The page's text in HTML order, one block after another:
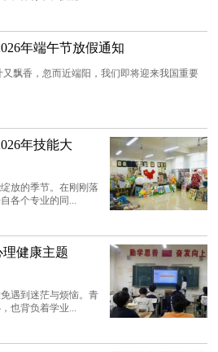
年端午节放假通知
飘香，忽而近端阳，我们即将迎来我国重要
年技能大
放的季节。在刚刚落
各个专业的同...
健康主题
遇到迷茫与烦恼。青
也背负着学业...